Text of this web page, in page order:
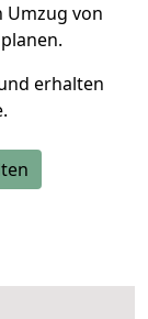
Umzug von
erhalten